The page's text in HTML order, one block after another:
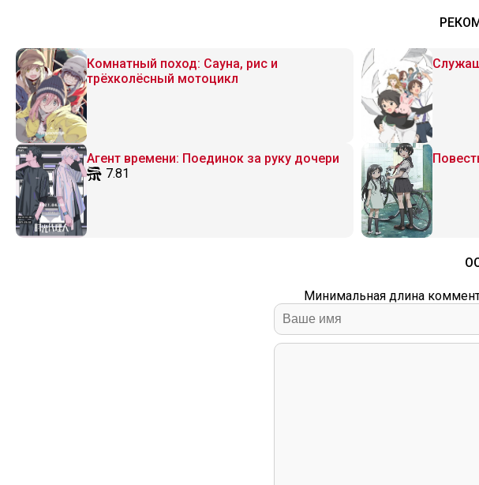
Комнатный поход: Сауна, рис и
трёхколёсный мотоцикл
Агент времени: Поединок за руку дочери
7.81
Минимальная длина